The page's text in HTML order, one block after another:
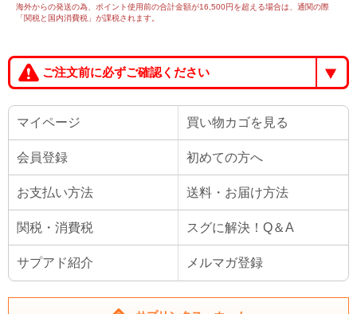
海外からの発送の為、ポイント使用前の合計金額が16,500円を超える場合は、通関の際
「関税と国内消費税」が課税されます。
ご注文前に必ずご確認ください
マイページ 買い物カゴを見る
会員登録 初めての方へ
お支払い方法 送料・お届け方法
関税・消費税 スグに解決！Q＆A
サプアド紹介 メルマガ登録